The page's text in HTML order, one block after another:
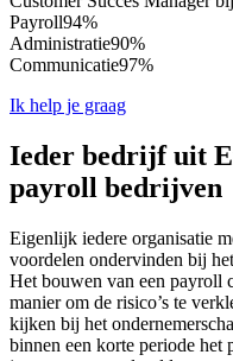
Payroll94%
Administratie90%
Communicatie97%
Ik help je graag
Ieder bedrijf uit
payroll bedrijven
Eigenlijk iedere organisatie
voordelen ondervinden bij
Het bouwen van een payroll
manier om de risico’s te
kijken bij het
binnen een korte periode